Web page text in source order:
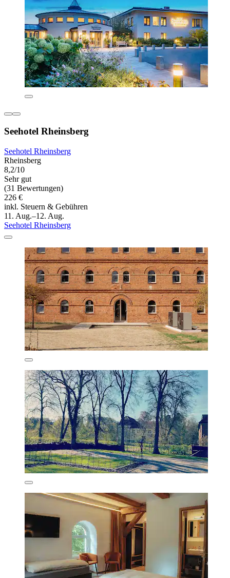
Seehotel Rheinsberg
Seehotel Rheinsberg
Rheinsberg
8,2/10
Sehr gut
(31 Bewertungen)
226 €
inkl. Steuern & Gebühren
11. Aug.–12. Aug.
Seehotel Rheinsberg